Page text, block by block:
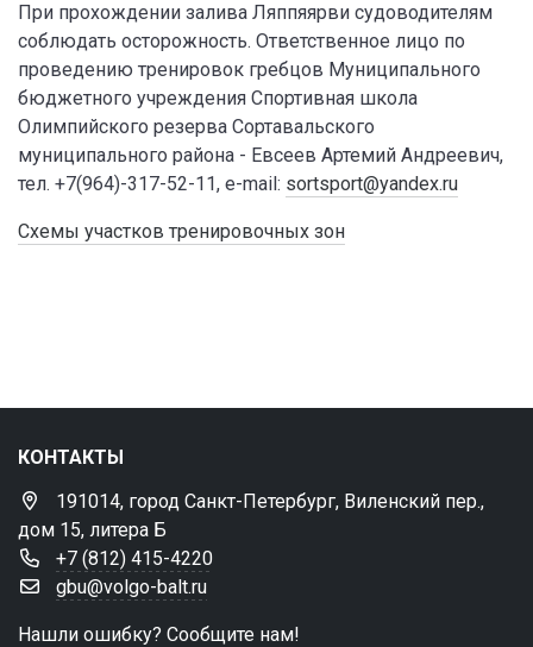
При прохождении залива Ляппяярви судоводителям
соблюдать осторожность. Ответственное лицо по
проведению тренировок гребцов Муниципального
бюджетного учреждения Спортивная школа
Олимпийского резерва Сортавальского
муниципального района - Евсеев Артемий Андреевич,
тел. +7(964)-317-52-11, e-mail: sortsport@yandex.ru
Схемы участков тренировочных зон
КОНТАКТЫ
191014, город Санкт-Петербург, Виленский пер.,
дом 15, литера Б
+7 (812) 415-4220
gbu@volgo-balt.ru
Нашли ошибку? Сообщите нам!